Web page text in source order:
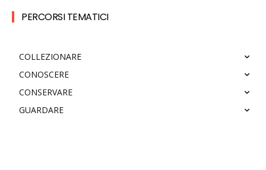
PERCORSI TEMATICI
COLLEZIONARE
CONOSCERE
CONSERVARE
GUARDARE